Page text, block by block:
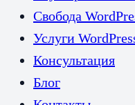
Свобода
Услуги
Консультация
Блог